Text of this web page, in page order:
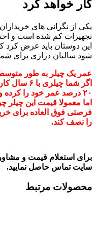
کرد
نگرانی های خریداران
کم شده است و احتمال
باید عرض کرد که
درازی برای شما کار
اگر شما چیلری با ۶
۲۰
العاده برای خریدار
کند.
قیمت و مشاوره
حاصل نمایید.
مرتبط